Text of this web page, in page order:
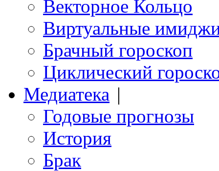
Векторное Кольцо
Виртуальные
Брачный гороскоп
Циклический
Медиатека |
Годовые прогнозы
История
Брак